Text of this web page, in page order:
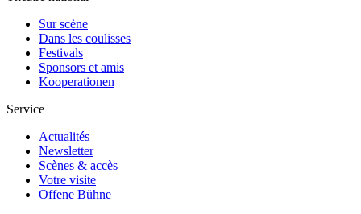
Sur scène
Dans les coulisses
Festivals
Sponsors et amis
Kooperationen
Service
Actualités
Newsletter
Scènes & accès
Votre visite
Offene Bühne